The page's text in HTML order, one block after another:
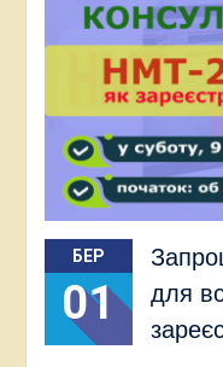
БЕР
01
для